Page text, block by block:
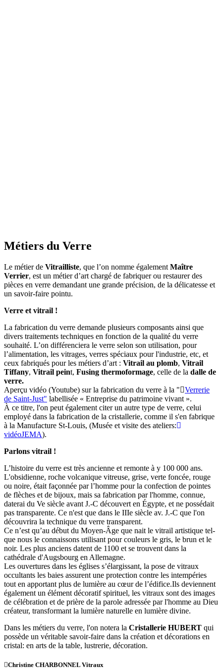
Métiers du Verre
Le métier de Vitrailliste, que l’on nomme également Maître
Verrier, est un métier d’art chargé de fabriquer ou restaurer des
pièces en verre demandant une grande précision, de la délicatesse et
un savoir-faire pointu.
Verre et vitrail !
La fabrication du verre demande plusieurs composants ainsi que
divers traitements techniques en fonction de la qualité du verre
souhaité. L’on différenciera le verre selon son utilisation, pour
l’alimentation, les vitrages, verres spéciaux pour l'industrie, etc, et
ceux fabriqués pour les métiers d’art : Vitrail au plomb, Vitrail
Tiffany, Vitrail peint, Fusing thermoformage, celle de la dalle de
verre.
Aperçu vidéo (Youtube) sur la fabrication du verre à la "
Verrerie
de Saint-Just" labellisée « Entreprise du patrimoine vivant ».
À ce titre, l'on peut également citer un autre type de verre, celui
employé dans la fabrication de la cristallerie, comme il s'en fabrique
à la Manufacture St-Louis, (Musée et visite des ateliers:
vidéoJEMA).
Parlons vitrail !
L’histoire du verre est très ancienne et remonte à y 100 000 ans.
L'obsidienne, roche volcanique vitreuse, grise, verte foncée, rouge
ou noire, était façonnée par l’homme pour la confection de pointes
de flèches et de bijoux, mais sa fabrication par l'homme, connue,
daterai du Ve siècle avant J.-C découvert en Égypte, et ne possédait
pas transparente. Ce n'est que dans le IIIe siècle av. J.-C que l'on
découvrira la technique du verre transparent.
Ce n’est qu’au début du Moyen-Âge que nait le vitrail artistique tel-
que nous le connaissons utilisant pour couleurs le gris, le brun et le
noir. Les plus anciens datent de 1100 et se trouvent dans la
cathédrale d'Augsbourg en Allemagne.
Les ouvertures dans les églises s’élargissant, la pose de vitraux
occultants les baies assurent une protection contre les intempéries
tout en apportant plus de lumière au cœur de l’édifice.Ils deviennent
également un élément décoratif spirituel, les vitraux sont des images
de célébration et de prière de la parole adressée par l'homme au Dieu
créateur, transformant la lumière naturelle en lumière divine.
Dans les métiers du verre, l'on notera la Cristallerie HUBERT qui
possède un véritable savoir-faire dans la création et décorations en
cristal: en arts de la table, lustrerie, décoration.
Christine CHARBONNEL Vitraux